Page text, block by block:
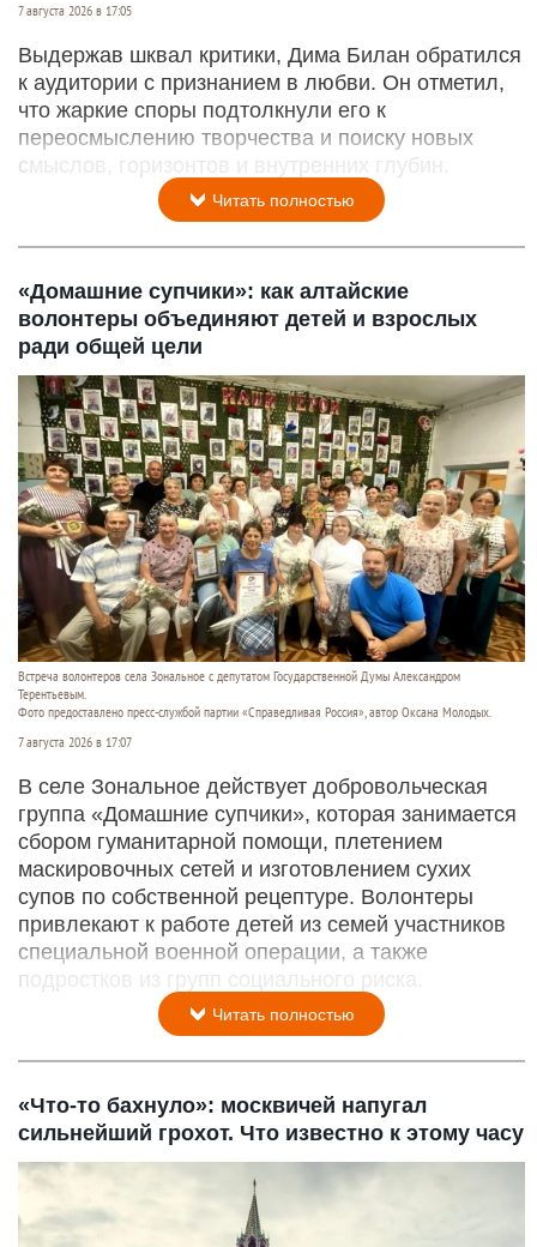
7 августа 2026 в 17:05
Выдержав шквал критики, Дима Билан обратился
к аудитории с признанием в любви. Он отметил,
что жаркие споры подтолкнули его к
переосмыслению творчества и поиску новых
смыслов, горизонтов и внутренних глубин.
Читать полностью
«Домашние супчики»: как алтайские
волонтеры объединяют детей и взрослых
ради общей цели
Встреча волонтеров села Зональное с депутатом Государственной Думы Александром
Терентьевым.
Фото предоставлено пресс-службой партии «Справедливая Россия», автор Оксана Молодых.
7 августа 2026 в 17:07
В селе Зональное действует добровольческая
группа «Домашние супчики», которая занимается
сбором гуманитарной помощи, плетением
маскировочных сетей и изготовлением сухих
супов по собственной рецептуре. Волонтеры
привлекают к работе детей из семей участников
специальной военной операции, а также
подростков из групп социального риска.
Читать полностью
«Что-то бахнуло»: москвичей напугал
сильнейший грохот. Что известно к этому часу